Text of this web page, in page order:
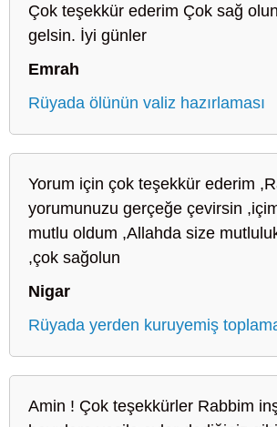
Çok teşekkür ederim Çok sağ
gelsin. İyi günler
Emrah
Rüyada ölünün valiz hazırlaması
Yorum için çok teşekkür ederim
yorumunuzu gerçeğe çevirsin
mutlu oldum ,Allahda size
,çok sağolun
Nigar
Rüyada yerden kuruyemiş
Amin ! Çok teşekkürler Rabbim